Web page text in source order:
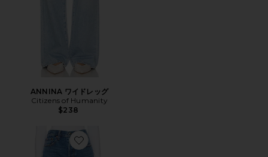
ANNINA ワイドレッグ
Citizens of Humanity
$238
Favorite PETITE CASSIE デニム